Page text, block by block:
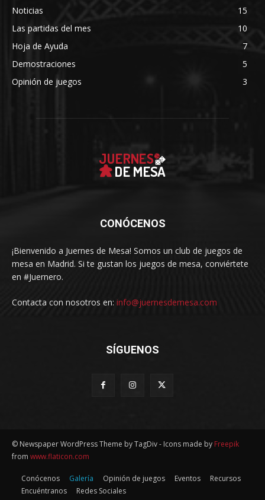
Noticias
15
Las partidas del mes
10
Hoja de Ayuda
7
Demostraciones
5
Opinión de juegos
3
CONÓCENOS
¡Bienvenido a Juernes de Mesa! Somos un club de juegos de
mesa en Madrid. Si te gustan los juegos de mesa, conviértete
en #Juernero.
Contacta con nosotros en: info@juernesdemesa.com
SÍGUENOS
© Newspaper WordPress Theme by TagDiv - Icons made by Freepik
from www.flaticon.com
Conócenos Galería Opinión de juegos Eventos
Recursos
Encuéntranos
Redes Sociales